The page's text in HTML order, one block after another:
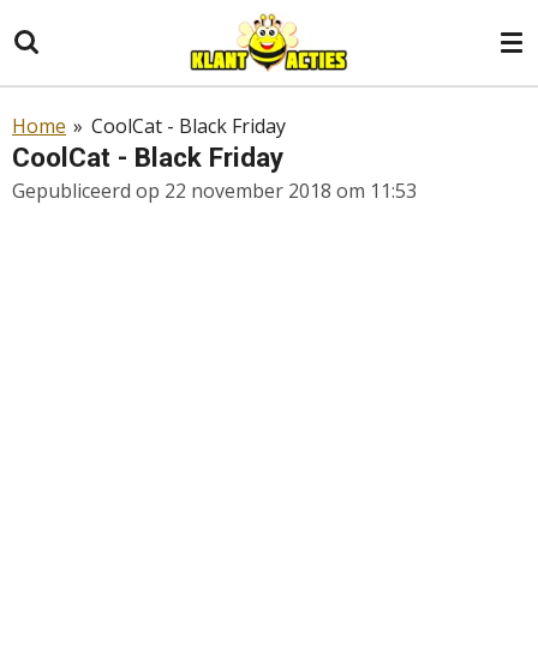
direct
naar
hoofdinhoud
Home » CoolCat - Black Friday
CoolCat - Black Friday
Gepubliceerd op 22 november 2018 om 11:53